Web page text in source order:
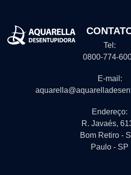
Tel:
0800-774-
E-mail:
Endereço:
R. Javaés,
Bom Retiro -
Paulo - SP